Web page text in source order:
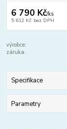
6 790 Kč/ks
5 612 Kč bez DPH
výrobce:
záruka:
Specifikace
Parametry